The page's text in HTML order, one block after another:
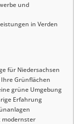
und
in Verden
für Niedersachsen
Grünflächen
grüne Umgebung
Erfahrung
modernster